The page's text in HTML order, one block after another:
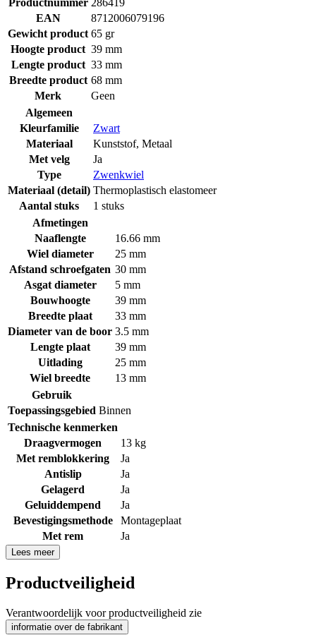
Productnummer 286419
EAN
8712006079196
Gewicht product 65 gr
Hoogte product 39 mm
Lengte product 33 mm
Breedte product 68 mm
Merk
Geen
Algemeen
Kleurfamilie
Zwart
Materiaal
Kunststof, Metaal
Met velg
Ja
Type
Zwenkwiel
Materiaal (detail) Thermoplastisch elastomeer
Aantal stuks
1 stuks
Afmetingen
Naaflengte
16.66 mm
Wiel diameter
25 mm
Afstand schroefgaten 30 mm
Asgat diameter
5 mm
Bouwhoogte
39 mm
Breedte plaat
33 mm
Diameter van de boor 3.5 mm
Lengte plaat
39 mm
Uitlading
25 mm
Wiel breedte
13 mm
Gebruik
Toepassingsgebied Binnen
Technische kenmerken
Draagvermogen
13 kg
Met remblokkering
Ja
Antislip
Ja
Gelagerd
Ja
Geluiddempend
Ja
Bevestigingsmethode
Montageplaat
Met rem
Ja
Lees meer
Productveiligheid
Verantwoordelijk voor productveiligheid zie
informatie over de fabrikant